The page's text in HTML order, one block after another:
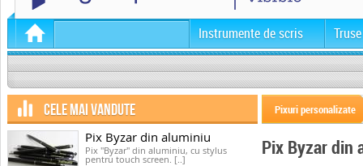
Instrumente de scris
CELE MAI VANDUTE
Pix Byzar din aluminiu
Pix "Byzar" din aluminiu, cu stylus
pentru touch screen. [..]
Pixuri personalizate
Pix Byzar din